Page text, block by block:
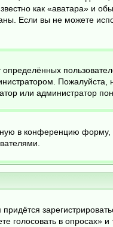
как «аватара» и
Если вы не можете
или администратор
в конференцию
в опросах» и